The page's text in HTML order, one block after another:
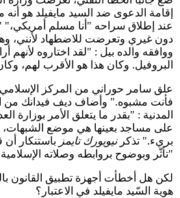
إقامة الدعوى ضد السيد مايفيلد هو
عند إطلاق سراحه "أنا مسلم أمريكي،"
دون غيري وتعرضت للاضطهاد لأنني،
ووافقه والده بيل : "لقد اختاروه لأنهم
البروفيل. وكان هذا هو الأقرب لهم،
علق سامر حوراني من المركز الإسلامي
فأنت مشبوه." وأضاف ديف فيدانك من
المدنية : "بقدر ما يتعلق الأمر بوزارة
على مساجد بعينها هي موضع
بريء." تذكرنيويورك تايمز باستنكار أن
"تأثّر وبوضوح بروابطه وصلاته
لكن هل أخطأت أجهزة تطبيق القانون
هوية السّيد مايفيلد في الاعتبار؟